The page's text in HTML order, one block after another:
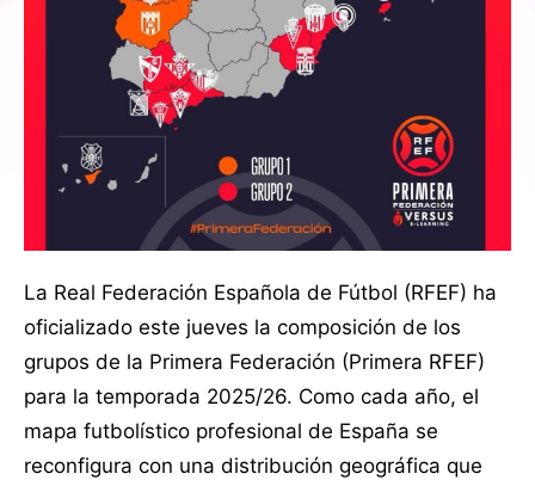
La Real Federación Española de Fútbol (RFEF) ha
oficializado este jueves la composición de los
grupos de la Primera Federación (Primera RFEF)
para la temporada 2025/26. Como cada año, el
mapa futbolístico profesional de España se
reconfigura con una distribución geográfica que